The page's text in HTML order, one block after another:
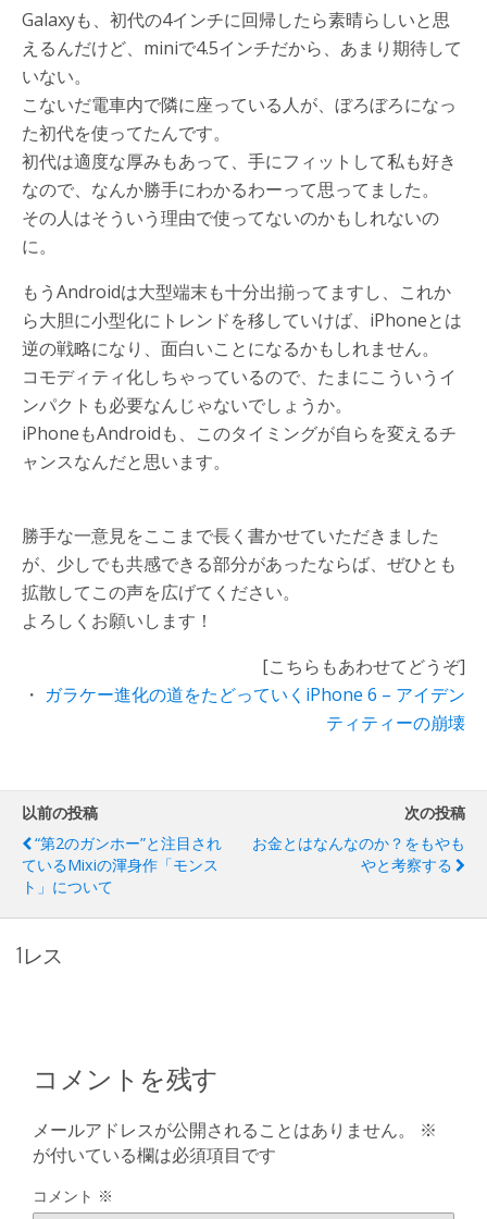
Galaxyも、初代の4インチに回帰したら素晴らしいと思
えるんだけど、miniで4.5インチだから、あまり期待して
いない。
こないだ電車内で隣に座っている人が、ぼろぼろになっ
た初代を使ってたんです。
初代は適度な厚みもあって、手にフィットして私も好き
なので、なんか勝手にわかるわーって思ってました。
その人はそういう理由で使ってないのかもしれないの
に。
もうAndroidは大型端末も十分出揃ってますし、これか
ら大胆に小型化にトレンドを移していけば、iPhoneとは
逆の戦略になり、面白いことになるかもしれません。
コモディティ化しちゃっているので、たまにこういうイ
ンパクトも必要なんじゃないでしょうか。
iPhoneもAndroidも、このタイミングが自らを変えるチ
ャンスなんだと思います。
勝手な一意見をここまで長く書かせていただきました
が、少しでも共感できる部分があったならば、ぜひとも
拡散してこの声を広げてください。
よろしくお願いします！
[こちらもあわせてどうぞ]
・ ガラケー進化の道をたどっていくiPhone 6 – アイデン
ティティーの崩壊
以前の投稿
“第2のガンホー”と注目され
ているmixiの渾身作「モンス
ト」について
次の投稿
お金とはなんなのか？をもやも
やと考察する
1レス
コメントを残す
メールアドレスが公開されることはありません。
※
が付いている欄は必須項目です
コメント ※